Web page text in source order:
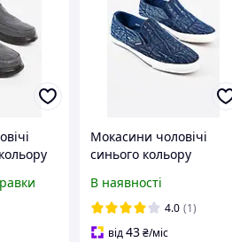
Мокасини чоловічі
синього кольору
Безкоштовна доставка
В наявності
4.0 (1)
від43₴/міс